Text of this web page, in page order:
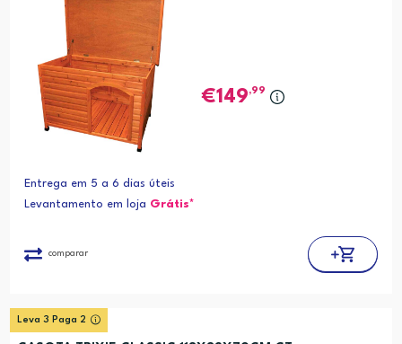
149,99
Entrega em 5 a 6 dias úteis
Levantamento em loja Grátis*
comparar
Leva 3 Paga 2